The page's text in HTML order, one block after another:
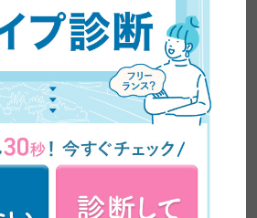
がビジネスセミナーに乗り込み
収入を稼いだ方法を大公開！紹
込み術がやばい